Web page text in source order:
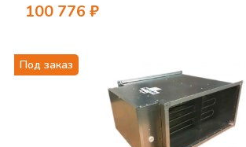
100 776 ₽
Под заказ